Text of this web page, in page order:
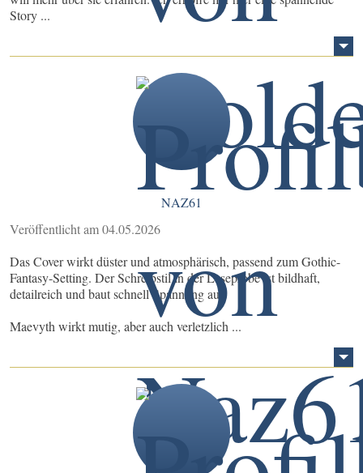
Story ...
NAZ61
Veröffentlicht am 04.05.2026
Das Cover wirkt düster und atmosphärisch, passend zum Gothic-
Fantasy-Setting. Der Schreibstil in der Leseprobe ist bildhaft,
detailreich und baut schnell Spannung auf
Maevyth wirkt mutig, aber auch verletzlich ...